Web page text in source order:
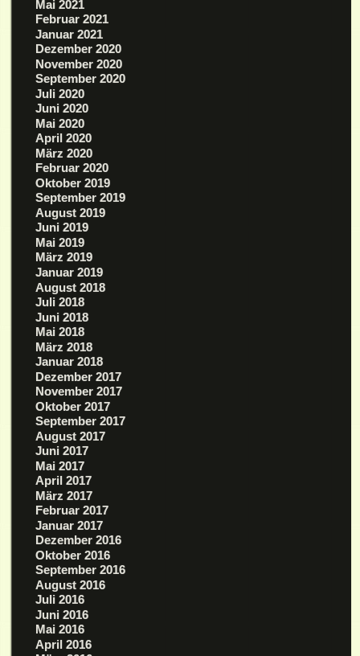
Mai 2021
Februar 2021
Januar 2021
Dezember 2020
November 2020
September 2020
Juli 2020
Juni 2020
Mai 2020
April 2020
März 2020
Februar 2020
Oktober 2019
September 2019
August 2019
Juni 2019
Mai 2019
März 2019
Januar 2019
August 2018
Juli 2018
Juni 2018
Mai 2018
März 2018
Januar 2018
Dezember 2017
November 2017
Oktober 2017
September 2017
August 2017
Juni 2017
Mai 2017
April 2017
März 2017
Februar 2017
Januar 2017
Dezember 2016
Oktober 2016
September 2016
August 2016
Juli 2016
Juni 2016
Mai 2016
April 2016